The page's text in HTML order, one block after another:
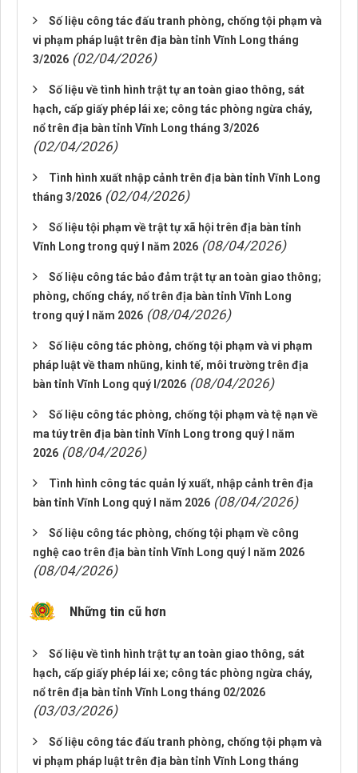
Số liệu công tác đấu tranh phòng, chống tội phạm và
vi phạm pháp luật trên địa bàn tỉnh Vĩnh Long tháng
3/2026 (02/04/2026)
Số liệu về tình hình trật tự an toàn giao thông, sát
hạch, cấp giấy phép lái xe; công tác phòng ngừa cháy,
nổ trên địa bàn tỉnh Vĩnh Long tháng 3/2026
(02/04/2026)
Tình hình xuất nhập cảnh trên địa bàn tỉnh Vĩnh Long
tháng 3/2026 (02/04/2026)
Số liệu tội phạm về trật tự xã hội trên địa bàn tỉnh
Vĩnh Long trong quý I năm 2026 (08/04/2026)
Số liệu công tác bảo đảm trật tự an toàn giao thông;
phòng, chống cháy, nổ trên địa bàn tỉnh Vĩnh Long
trong quý I năm 2026 (08/04/2026)
Số liệu công tác phòng, chống tội phạm và vi phạm
pháp luật về tham nhũng, kinh tế, môi trường trên địa
bàn tỉnh Vĩnh Long quý I/2026 (08/04/2026)
Số liệu công tác phòng, chống tội phạm và tệ nạn về
ma túy trên địa bàn tỉnh Vĩnh Long trong quý I năm
2026 (08/04/2026)
Tình hình công tác quản lý xuất, nhập cảnh trên địa
bàn tỉnh Vĩnh Long quý I năm 2026 (08/04/2026)
Số liệu công tác phòng, chống tội phạm về công
nghệ cao trên địa bàn tỉnh Vĩnh Long quý I năm 2026
(08/04/2026)
Những tin cũ hơn
Số liệu về tình hình trật tự an toàn giao thông, sát
hạch, cấp giấy phép lái xe; công tác phòng ngừa cháy,
nổ trên địa bàn tỉnh Vĩnh Long tháng 02/2026
(03/03/2026)
Số liệu công tác đấu tranh phòng, chống tội phạm và
vi phạm pháp luật trên địa bàn tỉnh Vĩnh Long tháng